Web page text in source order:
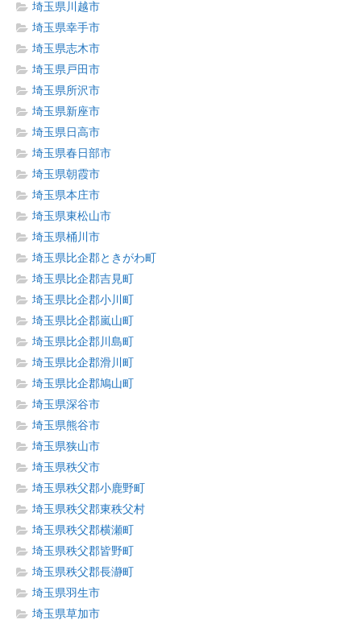
埼玉県川越市
埼玉県幸手市
埼玉県志木市
埼玉県戸田市
埼玉県所沢市
埼玉県新座市
埼玉県日高市
埼玉県春日部市
埼玉県朝霞市
埼玉県本庄市
埼玉県東松山市
埼玉県桶川市
埼玉県比企郡ときがわ町
埼玉県比企郡吉見町
埼玉県比企郡小川町
埼玉県比企郡嵐山町
埼玉県比企郡川島町
埼玉県比企郡滑川町
埼玉県比企郡鳩山町
埼玉県深谷市
埼玉県熊谷市
埼玉県狭山市
埼玉県秩父市
埼玉県秩父郡小鹿野町
埼玉県秩父郡東秩父村
埼玉県秩父郡横瀬町
埼玉県秩父郡皆野町
埼玉県秩父郡長瀞町
埼玉県羽生市
埼玉県草加市